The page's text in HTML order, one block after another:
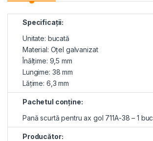
Specificații:
Unitate: bucată
Material: Oțel galvanizat
Înălţime: 9,5 mm
Lungime: 38 mm
Lăţime: 6,3 mm
Pachetul conţine:
Pană scurtă pentru ax gol 711A-38 – 1 buc
Producător: